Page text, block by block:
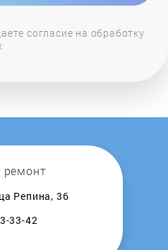
согласие на обработку
Репина, 36
33-42